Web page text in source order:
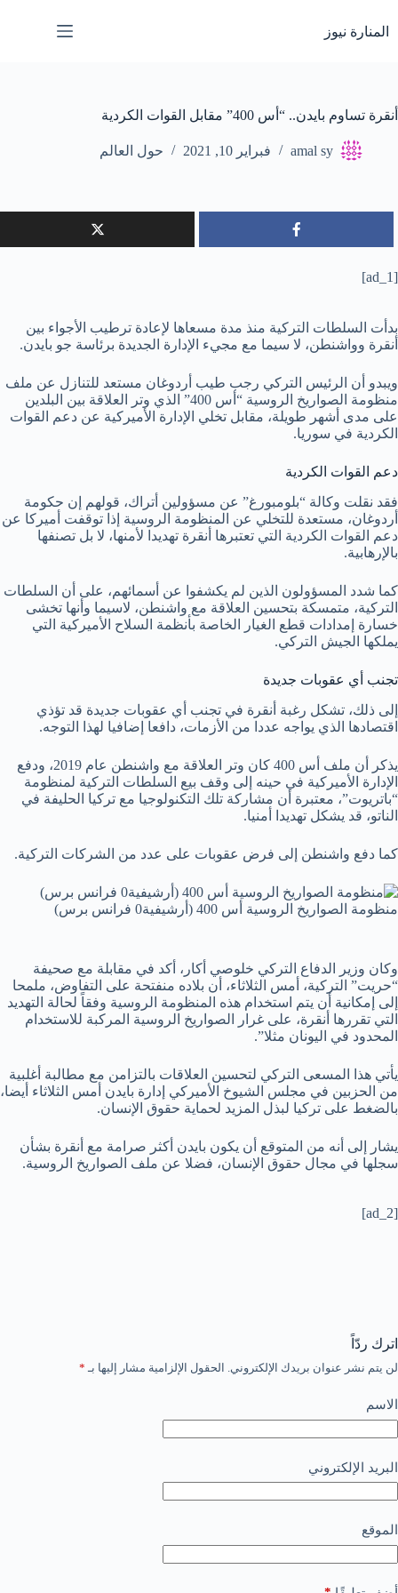
إلى
المحتوى
المنارة نيوز
أنقرة تساوم بايدن.. “أس 400” مقابل القوات الكردية
amal sy فبراير 10, 2021 حول العالم
[ad_1]
بدأت السلطات التركية منذ مدة مسعاها لإعادة ترطيب الأجواء بين
أنقرة وواشنطن، لا سيما مع مجيء الإدارة الجديدة برئاسة جو بايدن.
ويبدو أن الرئيس التركي رجب طيب أردوغان مستعد للتنازل عن ملف
منظومة الصواريخ الروسية “أس 400” الذي وتر العلاقة بين البلدين
على مدى أشهر طويلة، مقابل تخلي الإدارة الأميركية عن دعم القوات
الكردية في سوريا.
دعم القوات الكردية
فقد نقلت وكالة “بلومبورغ” عن مسؤولين أتراك، قولهم إن حكومة
أردوغان، مستعدة للتخلي عن المنظومة الروسية إذا توقفت أميركا عن
دعم القوات الكردية التي تعتبرها أنقرة تهديدا لأمنها، لا بل تصنفها
بالإرهابية.
كما شدد المسؤولون الذين لم يكشفوا عن أسمائهم، على أن السلطات
التركية، متمسكة بتحسين العلاقة مع واشنطن، لاسيما وأنها تخشى
خسارة إمدادات قطع الغيار الخاصة بأنظمة السلاح الأميركية التي
يملكها الجيش التركي.
تجنب أي عقوبات جديدة
إلى ذلك، تشكل رغبة أنقرة في تجنب أي عقوبات جديدة قد تؤذي
اقتصادها الذي يواجه عددا من الأزمات، دافعا إضافيا لهذا التوجه.
يذكر أن ملف أس 400 كان وتر العلاقة مع واشنطن عام 2019، ودفع
الإدارة الأميركية في حينه إلى وقف بيع السلطات التركية لمنظومة
“باتريوت”، معتبرة أن مشاركة تلك التكنولوجيا مع تركيا الحليفة في
الناتو، قد يشكل تهديدا أمنيا.
كما دفع واشنطن إلى فرض عقوبات على عدد من الشركات التركية.
منظومة الصواريخ الروسية أس 400 (أرشيفية0 فرانس برس)
وكان وزير الدفاع التركي خلوصي أكار، أكد في مقابلة مع صحيفة
“حريت” التركية، أمس الثلاثاء، أن بلاده منفتحة على التفاوض، ملمحا
إلى إمكانية أن يتم استخدام هذه المنظومة الروسية وفقاً لحالة التهديد
التي تقررها أنقرة، على غرار الصواريخ الروسية المركبة للاستخدام
المحدود في اليونان مثلا”.
يأتي هذا المسعى التركي لتحسين العلاقات بالتزامن مع مطالبة أغلبية
من الحزبين في مجلس الشيوخ الأميركي إدارة بايدن أمس الثلاثاء أيضا،
بالضغط على تركيا لبذل المزيد لحماية حقوق الإنسان.
يشار إلى أنه من المتوقع أن يكون بايدن أكثر صرامة مع أنقرة بشأن
سجلها في مجال حقوق الإنسان، فضلا عن ملف الصواريخ الروسية.
[ad_2]
اترك ردّاً
لن يتم نشر عنوان بريدك الإلكتروني. الحقول الإلزامية مشار إليها بـ *
الاسم
البريد الإلكتروني
الموقع